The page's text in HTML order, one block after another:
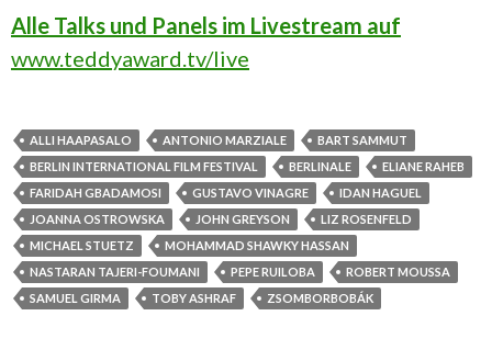
Alle Talks und Panels im Livestream auf
www.teddyaward.tv/live
ALLI HAAPASALO ANTONIO MARZIALE
BART SAMMUT
BERLIN INTERNATIONAL FILM FESTIVAL
BERLINALE
ELIANE RAHEB
FARIDAH GBADAMOSI
GUSTAVO VINAGRE
IDAN HAGUEL
JOANNA OSTROWSKA
JOHN GREYSON
LIZ ROSENFELD
MICHAEL STUETZ
MOHAMMAD SHAWKY HASSAN
NASTARAN TAJERI-FOUMANI
PEPE RUILOBA
ROBERT MOUSSA
SAMUEL GIRMA
TOBY ASHRAF ZSOMBORBOBÁK